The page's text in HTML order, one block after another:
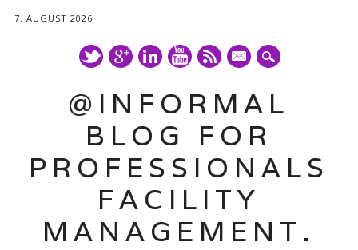
7. AUGUST 2026
mail
@INFORMAL
BLOG FOR
PROFESSIONALS
FACILITY
MANAGEMENT.